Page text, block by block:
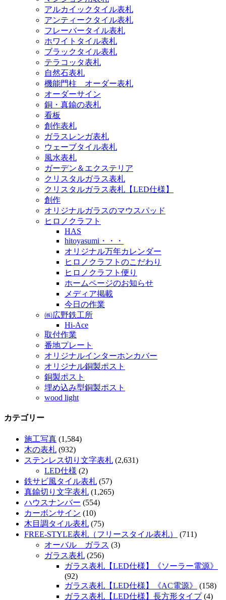
アルカイックタイル表札
アンティークタイル表札
フレーバータイル表札
ホワイトタイル表札
ブラックタイル表札
テラコッタ表札
自然石表札
機能門柱 オーダー表札
オーダーサイン
銅・真鍮の表札
看板
創作表札
ガラスレンガ表札
ウェーブタイル表札
風水表札
ガーデン＆エクステリア
クリスタルガラス表札
クリスタルガラス表札【LED仕様】
創作
オリジナルガラスのマウスパッド
ヒロノクラフト
HAS
hitoyasumi・・・
オリジナル万年カレンダー
ヒロノクラフトのこだわり
ヒロノクラフト便り
ホームページのお知らせ
メディア掲載
今日の作業
㈱広野鉄工所
Hi-Ace
取付作業
番地プレート
オリジナルインターホンカバー
オリジナル銅製ポスト
銅製ポスト
埋め込み型銅製ポスト
wood light
カテゴリー
施工写真 (1,584)
木の表札 (932)
ステンレス切り文字表札 (2,631)
LED仕様 (2)
鉄サビ風タイル表札 (57)
真鍮切り文字表札 (1,265)
ハウスナンバー (554)
カーボンサイン (10)
木目調タイル表札 (75)
FREE-STYLE表札（フリースタイル表札）
(711)
オーバル ガラス (3)
ガラス表札 (256)
ガラス表札【LED仕様】《ソーラー電源》
(92)
ガラス表札【LED仕様】《AC電源》
(158)
ガラス表札【LED仕様】長方形タイプ(4)